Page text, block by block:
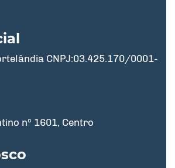
CNPJ:03.425.170/0001-
nº 1601, Centro